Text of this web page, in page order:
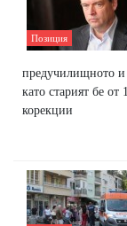
Позиция
предучилищното и
като старият бе от
корекции